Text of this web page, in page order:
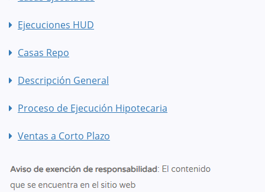
Ejecuciones HUD
Casas Repo
Descripción General
Proceso de Ejecución Hipotecaria
Ventas a Corto Plazo